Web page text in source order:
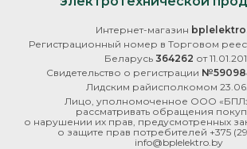
Интернет-магазин
Регистрационный номер в Торговом
Беларусь 364262 от
Свидетельство о регистрации
Лидским райисполкомом
Лицо, уполномоченное ООО
рассматривать обращения
о нарушении их прав, предусмотренных
о защите прав потребителей +375
info@bplelektro.by